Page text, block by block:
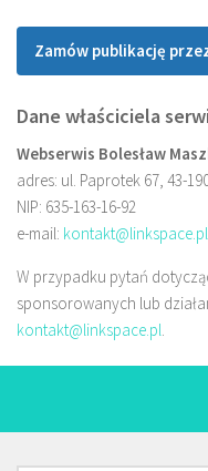
Zamów publikację
Dane właściciela
Webserwis Bolesław
adres: ul. Paprotek 67, 43-
NIP: 635-163-16-92
e-mail: kontakt@linkspace.pl
W przypadku pytań
sponsorowanych lub
kontakt@linkspace.pl.